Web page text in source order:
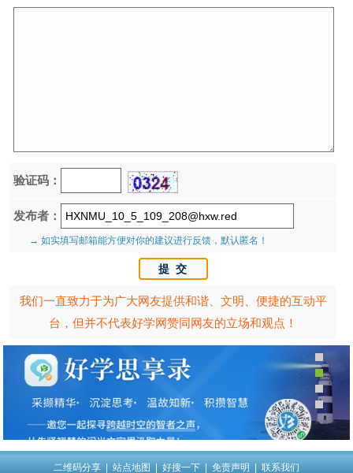
验证码：
发布者：
→ 如实填写邮箱能方便对你的建议进行反馈，默认匿名！
我们一直致力于为广大网友提供和谐、文明、便捷的互动平
台，但并不代表好学网赞同网友的立场和观点！
二维码分享 站点地图 好搜一下 免责声明 联系我们